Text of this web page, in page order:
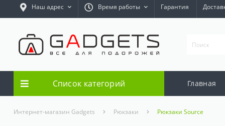
Наш адрес Время работы Гарантия
Список категорий Главная
Интернет-магазин Gadgets Рюкзаки Рюкзаки Source